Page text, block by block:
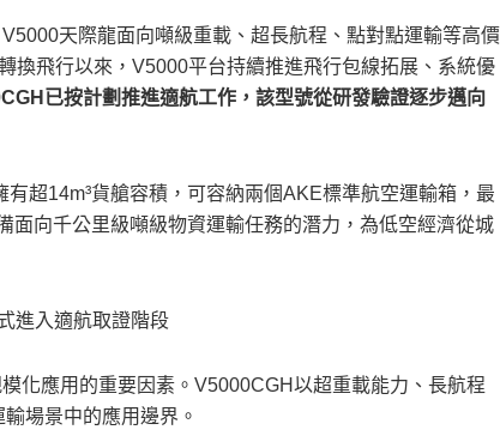
天際龍面向噸級重載、超長航程、點對點運輸等高價
換飛行以來，V5000平台持續推進飛行包線拓展、系統優
已按計劃推進適航工作，該型號從研發驗證逐步邁向
超14m³貨艙容積，可容納兩個AKE標準航空運輸箱，最
向千公里級噸級物資運輸任務的潛力，為低空經濟從城
進入適航取證階段
化應用的重要因素。V5000CGH以超重載能力、長航程
場景中的應用邊界。